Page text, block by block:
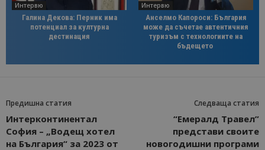
Интервю
Галина Декова: Перник има
потенциал за културна
дестинация
Интервю
Анселмо Капороси: България
може да съчетае автентичния
туризъм с технологиите на
бъдещето
Предишна статия
Интерконтинентал
София – „Водещ хотел
на България“ за 2023 от
Следваща статия
“Емералд Травел”
представи своите
новогодишни програми